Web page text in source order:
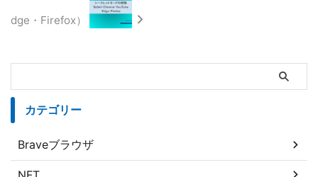
dge・Firefox）
カテゴリー
Braveブラウザ